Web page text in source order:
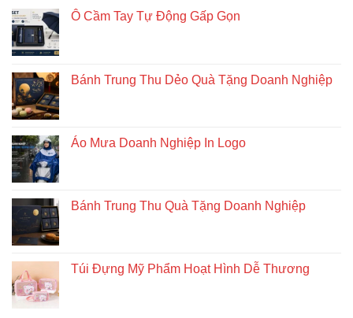
doanh
nghiệp
bền
Ô Cầm Tay Tự Động Gấp Gọn
Bánh Trung Thu Dẻo Quà Tặng Doanh Nghiệp
Áo Mưa Doanh Nghiệp In Logo
Bánh Trung Thu Quà Tặng Doanh Nghiệp
Túi Đựng Mỹ Phẩm Hoạt Hình Dễ Thương